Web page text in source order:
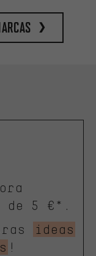
de 5 €*.
ideas
!